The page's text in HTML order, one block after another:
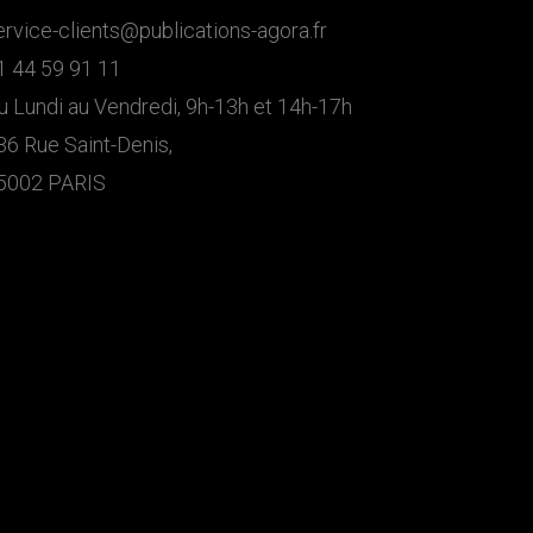
clients@publications-agora.fr
44 59 91 11
Lundi au Vendredi, 9h-13h et 14h-17h
Rue Saint-Denis,
PARIS